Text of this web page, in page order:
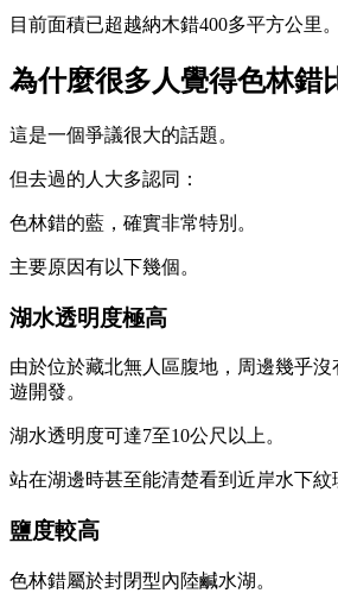
目前面積已超越納木錯400多平方公里。
為什麼很多人覺得色林錯
這是一個爭議很大的話題。
但去過的人大多認同：
色林錯的藍，確實非常特別。
主要原因有以下幾個。
湖水透明度極高
由於位於藏北無人區腹地，周邊幾乎
遊開發。
湖水透明度可達7至10公尺以上。
站在湖邊時甚至能清楚看到近岸水下紋
鹽度較高
色林錯屬於封閉型內陸鹹水湖。